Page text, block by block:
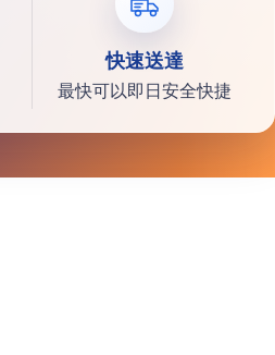
快速送達
最快可以即日安全快捷